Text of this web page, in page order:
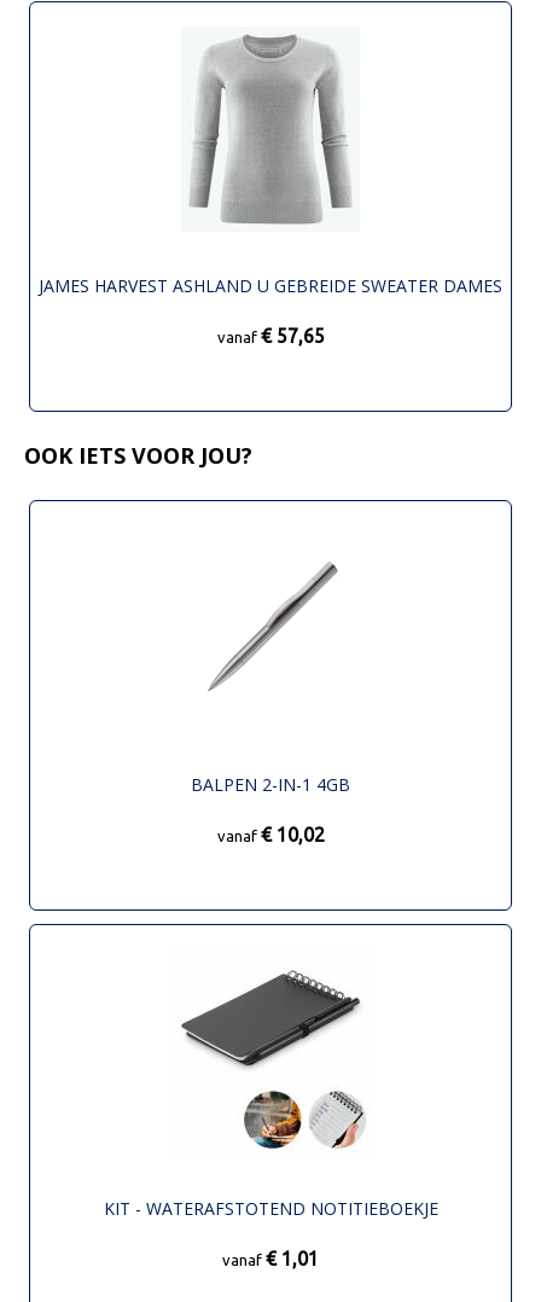
JAMES HARVEST ASHLAND U GEBREIDE SWEATER DAMES
vanaf € 57,65
OOK IETS VOOR JOU?
BALPEN 2-IN-1 4GB
vanaf € 10,02
KIT - WATERAFSTOTEND NOTITIEBOEKJE
vanaf € 1,01